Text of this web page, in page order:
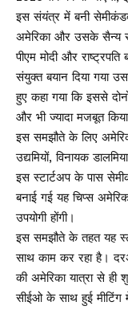
इस संयंत्र में बनी
अमेरिका और उसके सैन्य
पीएम मोदी और
संयुक्त बयान दिया गया
हुए कहा गया कि इससे
और भी ज्यादा मजबूत
इस समझौते के लिए
उद्यमियों, विनायक
इस स्टार्टअप के पास
बनाई गई यह चिप्स
उपयोगी होंगी।
इस समझौते के तहत यह
साथ काम कर रहा है।
की अमेरिका यात्रा से ही
सीईओ के साथ हुई मीटिंग